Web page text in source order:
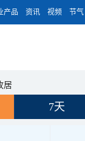
产品 资讯 视频 节气
居
7天